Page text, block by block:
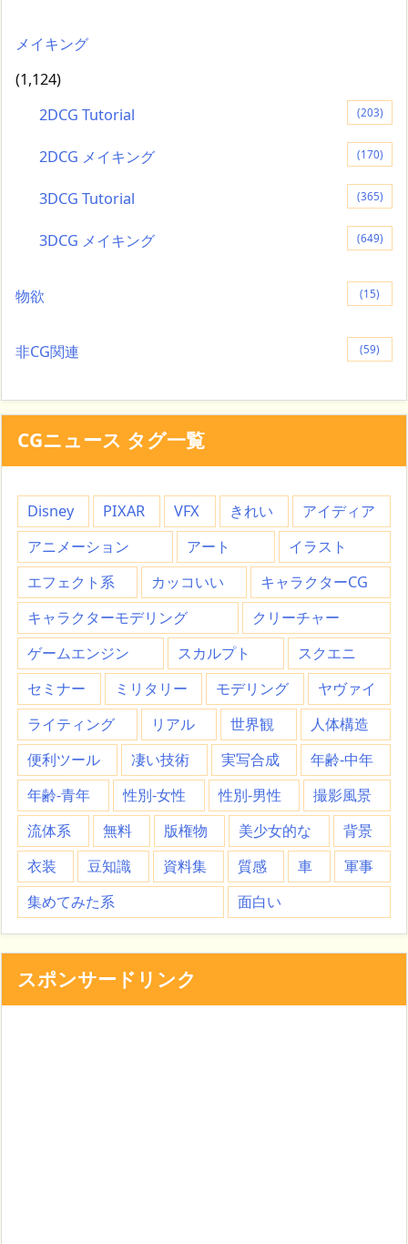
メイキング
(1,124)
2DCG Tutorial
(203)
2DCG メイキング (170)
3DCG Tutorial (365)
3DCG メイキング (649)
物欲 (15)
非CG関連 (59)
CGニュース タグ一覧
Disney PIXAR VFX きれい
アイディア
アニメーション
アート
イラスト
エフェクト系
カッコいい
キャラクターCG
キャラクターモデリング
クリーチャー
ゲームエンジン
スカルプト
スクエニ
セミナー
ミリタリー モデリング
ヤヴァイ
ライティング
リアル 世界観
人体構造
便利ツール
凄い技術 実写合成
年齢-中年
年齢-青年
性別-女性 性別-男性
撮影風景
流体系
無料 版権物 美少女的な
背景
衣装
豆知識 資料集 質感 車
軍事
集めてみた系
面白い
スポンサードリンク